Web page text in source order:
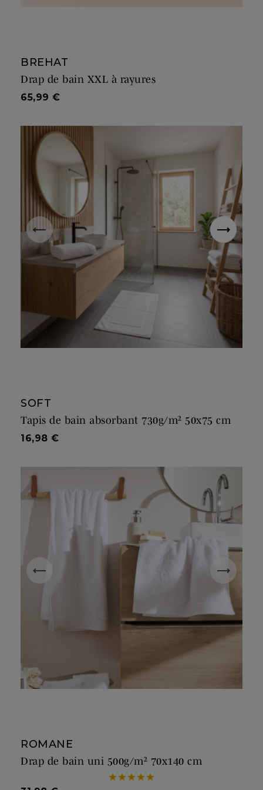
BREHAT
Drap de bain XXL à rayures
Prix
65,99 €
SOFT
Tapis de bain absorbant 730g/m² 50x75 cm
Prix
16,98 €
ROMANE
Drap de bain uni 500g/m² 70x140 cm
